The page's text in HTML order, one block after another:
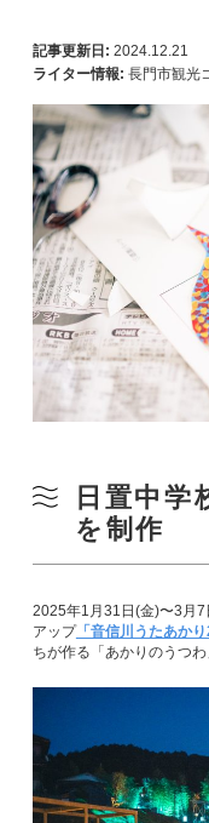
記事更新日: 2024.12.21
ライター情報: 長門市観光
日置中学
を制作
2025年1月31日(金)〜3月7
アップ「音信川うたあかり
ちが作る「あかりのうつわ